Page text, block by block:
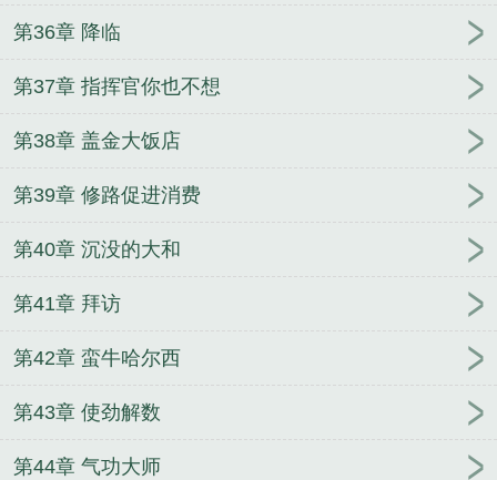
第36章 降临
第37章 指挥官你也不想
第38章 盖金大饭店
第39章 修路促进消费
第40章 沉没的大和
第41章 拜访
第42章 蛮牛哈尔西
第43章 使劲解数
第44章 气功大师